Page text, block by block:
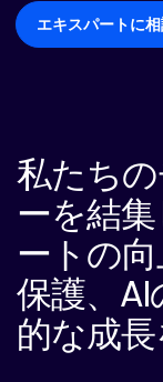
エキスパートに
私たち
ーを結
ートの
保護、
的な成長